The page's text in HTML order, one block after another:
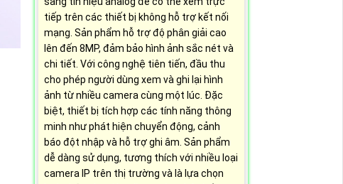
tiếp trên các thiết bị không hỗ trợ kết nối
mạng. Sản phẩm hỗ trợ độ phân giải cao
lên đến 8MP, đảm bảo hình ảnh sắc nét và
chi tiết. Với công nghệ tiên tiến, đầu thu
cho phép người dùng xem và ghi lại hình
ảnh từ nhiều camera cùng một lúc. Đặc
biệt, thiết bị tích hợp các tính năng thông
minh như phát hiện chuyển động, cảnh
báo đột nhập và hỗ trợ ghi âm. Sản phẩm
dễ dàng sử dụng, tương thích với nhiều loại
camera IP trên thị trường và là lựa chọn